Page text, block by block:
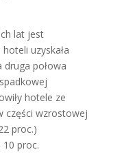
lat jest
uzyskała
druga połowa
hotele ze
części wzrostowej
proc.)
proc.